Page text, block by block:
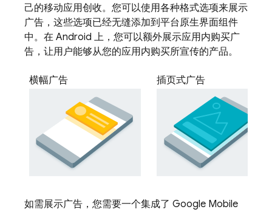
己的移动应用创收。您可以使用各种格式选项来展示
广告，这些选项已经无缝添加到平台原生界面组件
中。在 Android 上，您可以额外展示应用内购买广
告，让用户能够从您的应用内购买所宣传的产品。
横幅广告 插页式广告
如需展示广告，您需要一个集成了 Google Mobile